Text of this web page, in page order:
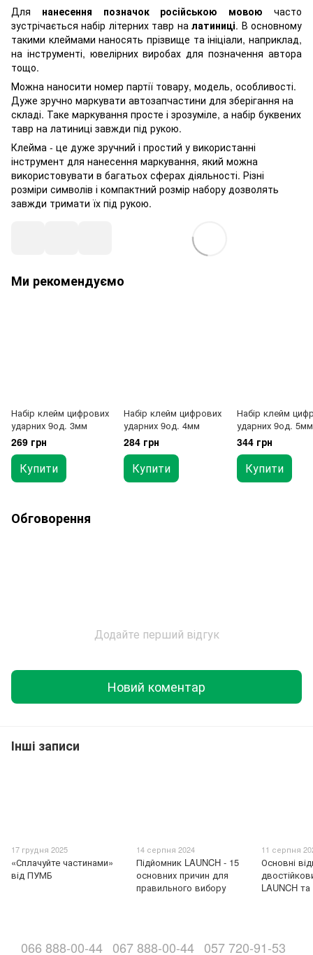
Для нанесення позначок російською мовою часто
зустрічається набір літерних тавр налатиниці. В основному
такими клеймами наносять прізвище та ініціали, наприклад,
на інструменті, ювелірних виробах для позначення автора
тощо.
Можна наносити номер партії товару, модель, особливості.
Дуже зручно маркувати автозапчастини для зберігання на
складі. Таке маркування просте і зрозуміле, а набір буквених
тавр на латиниці завжди під рукою.
Клейма - це дуже зручний і простий у використанні
інструмент для нанесення маркування, який можна
використовувати в багатьох сферах діяльності. Різні
розміри символів і компактний розмір набору дозволять
завжди тримати їх під рукою.
Ми рекомендуємо
Набір клейм цифрових
ударних 9од. 3мм
269 грн
Купити
Набір клейм цифрових
ударних 9од. 4мм
284 грн
Купити
Набір клейм
ударних 9од. 5мм
344 грн
Купити
Обговорення
Додайте перший відгук
Новий коментар
Інші записи
17 грудня 2025
«Сплачуйте частинами»
від ПУМБ
14 серпня 2024
Підйомник LAUNCH - 15
основних причин для
правильного вибору
11 серпня
Основні
LAUNCH
066 888-00-44 067 888-00-44 057 720-91-53